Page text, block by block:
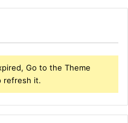
Go to the Theme
refresh it.